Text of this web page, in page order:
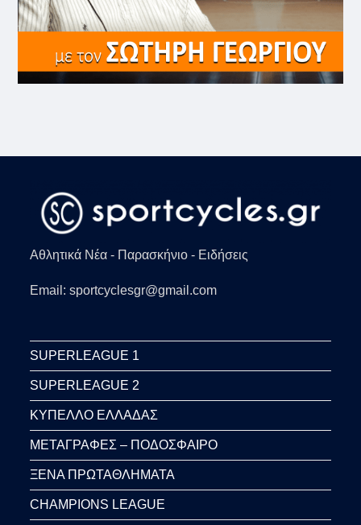
Αθλητικά Νέα - Παρασκήνιο - Ειδήσεις
Email: sportcyclesgr@gmail.com
SUPERLEAGUE 1
SUPERLEAGUE 2
ΚΥΠΕΛΛΟ ΕΛΛΑΔΑΣ
ΜΕΤΑΓΡΑΦΕΣ – ΠΟΔΟΣΦΑΙΡΟ
ΞΕΝΑ ΠΡΩΤΑΘΛΗΜΑΤΑ
CHAMPIONS LEAGUE